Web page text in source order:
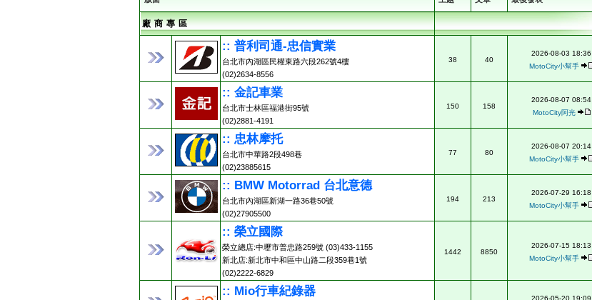
廠 商 專 區
:: 普利司通-忠信實業
台北市內湖區民權東路六段262號4樓
(02)2634-8556
38 40
2026-08-03 18:36
MotoCity小幫手
:: 金記車業
台北市士林區福港街95號
(02)2881-4191
150 158
2026-08-07 08:54
MotoCity阿光
:: 忠林摩托
台北市中華路2段498巷
(02)23885615
77 80
2026-08-07 20:14
MotoCity小幫手
:: BMW Motorrad 台北意德
台北市內湖區新湖一路36巷50號
(02)27905500
194 213
2026-07-29 16:18
MotoCity小幫手
:: 榮立國際
榮立總店:中壢市普忠路259號 (03)433-1155
新北店:新北市中和區中山路二段359巷1號
(02)2222-6829
1442 8850
2026-07-15 18:13
MotoCity小幫手
:: Mio行車紀錄器
2026-05-20 19:09